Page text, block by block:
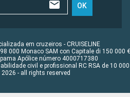
OK
em cruzeiros - CRUISELINE
000 Monaco SAM con Capitale di 150 000 €
Apólice número 4000717380
civil e profissional RC RSA de 10 000
2026 - all rights reserved